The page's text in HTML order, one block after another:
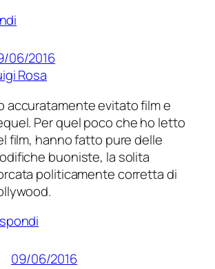
06/2016
Rosa
accuratamente evitato film e
Per quel poco che ho letto
film, hanno fatto pure delle
buoniste, la solita
politicamente corretta di
09/06/2016